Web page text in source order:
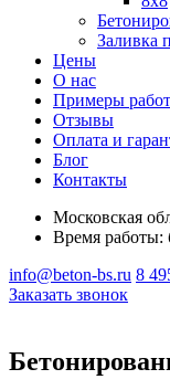
Заливка
Цены
О нас
Примеры работ
Отзывы
Оплата и
Блог
Контакты
Московская
Время работы:
info@beton-bs.ru 8
Заказать звонок